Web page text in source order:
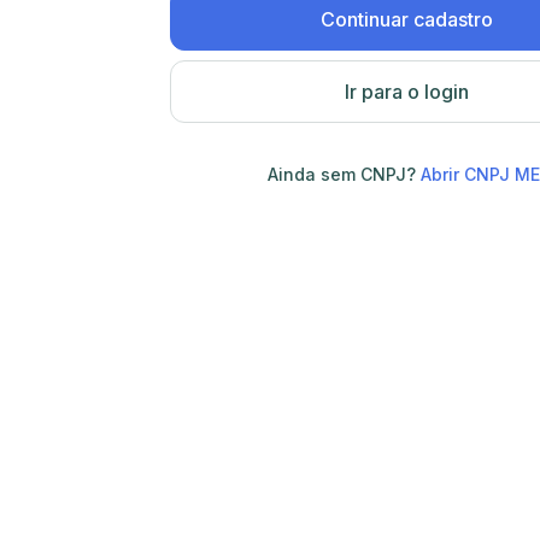
Continuar cadastro
Ir para o login
Ainda sem CNPJ? Abrir CNPJ